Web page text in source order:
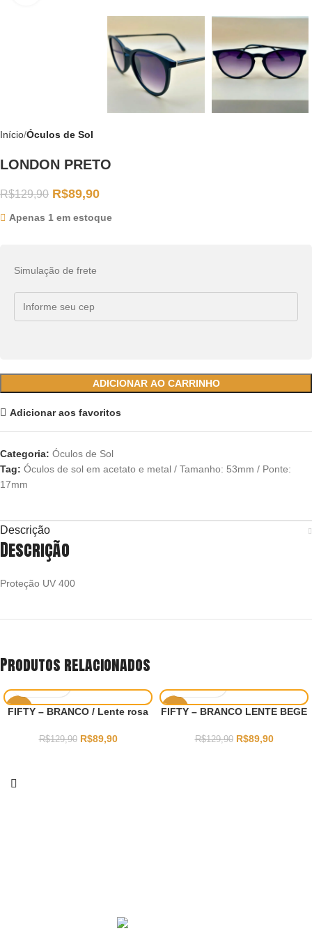
Início Óculos de Sol
LONDON PRETO
R$129,90 R$89,90
Apenas 1 em estoque
Simulação de frete
ADICIONAR AO CARRINHO
Adicionar aos favoritos
Categoria: Óculos de Sol
Tag: Óculos de sol em acetato e metal / Tamanho: 53mm / Ponte:
17mm
Descrição
Descrição
Proteção UV 400
Produtos relacionados
-31%
FIFTY – BRANCO / Lente rosa
R$129,90 R$89,90
-31%
FIFTY – BRANCO LENTE BEGE
R$129,90 R$89,90